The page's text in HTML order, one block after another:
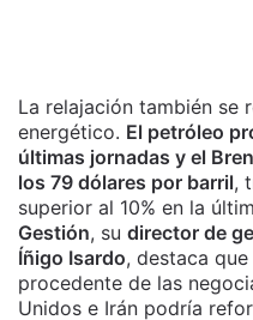
La relajación también se
energético. El petróleo
últimas jornadas y el
los 79 dólares por barril,
superior al 10% en la
Gestión, su director de
Íñigo Isardo, destaca
procedente de las
Unidos e Irán podría